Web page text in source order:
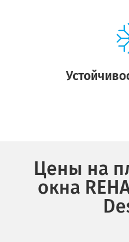
Цены на
окна